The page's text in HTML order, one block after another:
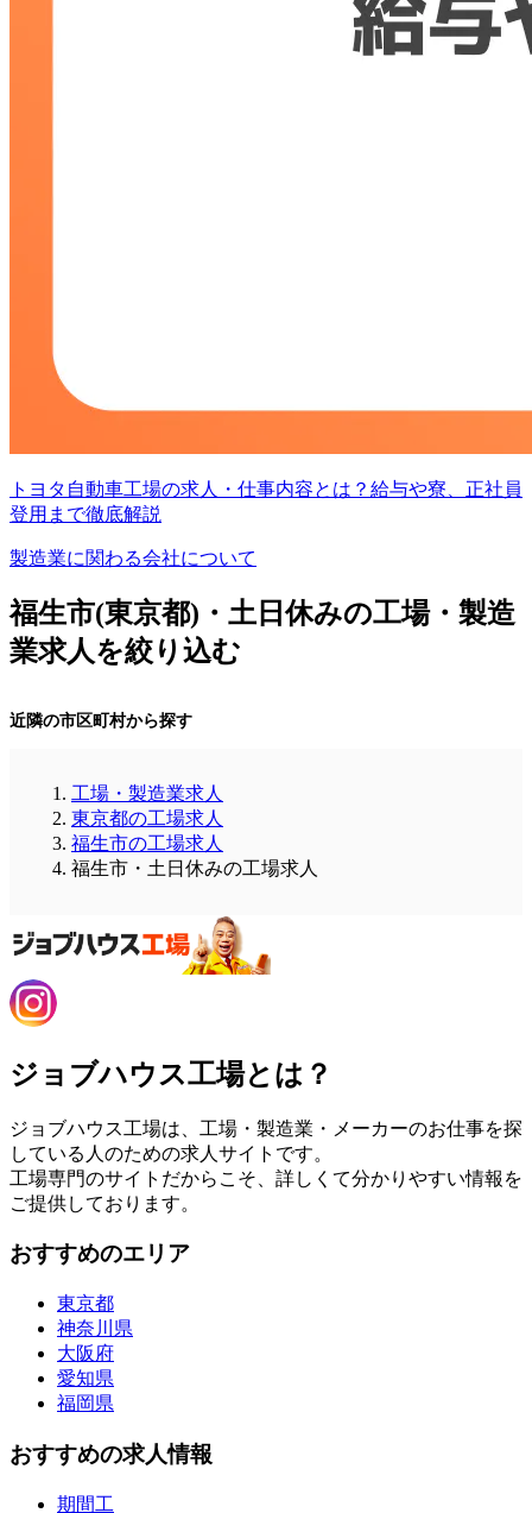
トヨタ自動車工場の求人・仕事内容とは？給与や寮、正社員
登用まで徹底解説
製造業に関わる会社について
福生市(東京都)・土日休みの工場・製造
業求人を絞り込む
近隣の市区町村から探す
工場・製造業求人
東京都の工場求人
福生市の工場求人
福生市・土日休みの工場求人
ジョブハウス工場とは？
ジョブハウス工場は、工場・製造業・メーカーのお仕事を探
している人のための求人サイトです。
工場専門のサイトだからこそ、詳しくて分かりやすい情報を
ご提供しております。
おすすめのエリア
東京都
神奈川県
大阪府
愛知県
福岡県
おすすめの求人情報
期間工